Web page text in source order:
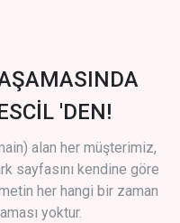
'DEN!
alan her müşterimiz,
sayfasını kendine göre
her hangi bir zaman
yoktur.